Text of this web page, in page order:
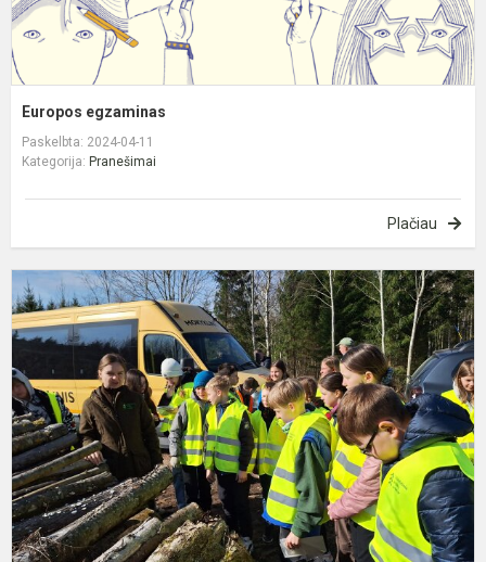
Europos egzaminas
Paskelbta: 2024-04-11
Kategorija: Pranešimai
Plačiau